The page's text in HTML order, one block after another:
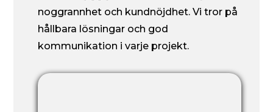
noggrannhet och kundnöjdhet. Vi tror på
hållbara lösningar och god
kommunikation i varje projekt.